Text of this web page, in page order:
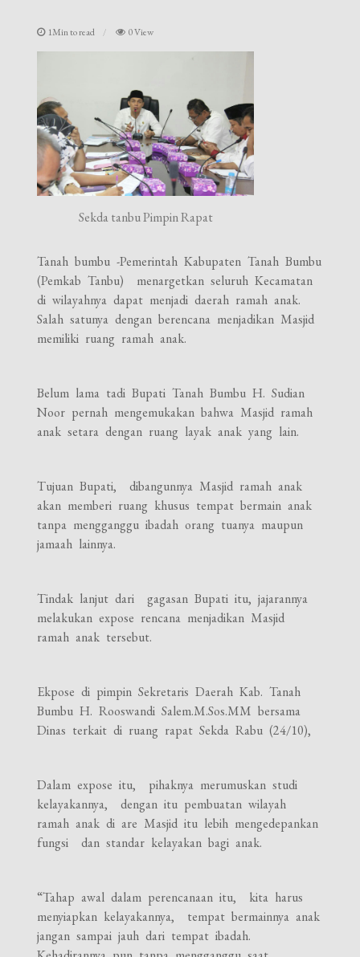
1Min to read 0 View
Sekda tanbu Pimpin Rapat
Tanah bumbu -Pemerintah Kabupaten Tanah Bumbu
(Pemkab Tanbu) menargetkan seluruh Kecamatan
di wilayahnya dapat menjadi daerah ramah anak.
Salah satunya dengan berencana menjadikan Masjid
memiliki ruang ramah anak.
Belum lama tadi Bupati Tanah Bumbu H. Sudian
Noor pernah mengemukakan bahwa Masjid ramah
anak setara dengan ruang layak anak yang lain.
Tujuan Bupati, dibangunnya Masjid ramah anak
akan memberi ruang khusus tempat bermain anak
tanpa mengganggu ibadah orang tuanya maupun
jamaah lainnya.
Tindak lanjut dari gagasan Bupati itu, jajarannya
melakukan expose rencana menjadikan Masjid
ramah anak tersebut.
Ekpose di pimpin Sekretaris Daerah Kab. Tanah
Bumbu H. Rooswandi Salem.M.Sos.MM bersama
Dinas terkait di ruang rapat Sekda Rabu (24/10),
Dalam expose itu, pihaknya merumuskan studi
kelayakannya, dengan itu pembuatan wilayah
ramah anak di are Masjid itu lebih mengedepankan
fungsi dan standar kelayakan bagi anak.
“Tahap awal dalam perencanaan itu, kita harus
menyiapkan kelayakannya, tempat bermainnya anak
jangan sampai jauh dari tempat ibadah.